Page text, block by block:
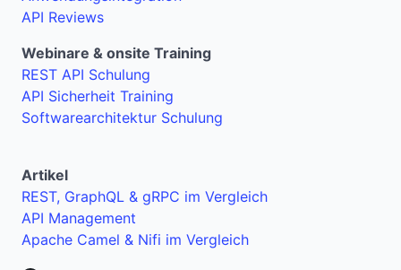
API Reviews
Webinare & onsite Training
REST API Schulung
API Sicherheit Training
Softwarearchitektur Schulung
Artikel
REST, GraphQL & gRPC im Vergleich
API Management
Apache Camel & Nifi im Vergleich